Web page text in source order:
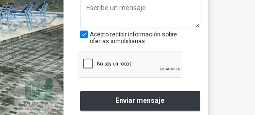
Acepto recibir información sobre
ofertas inmobiliarias
Enviar mensaje